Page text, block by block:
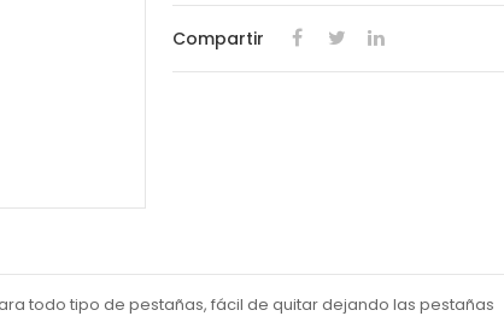
Compartir
todo tipo de pestañas, fácil de quitar dejando las pestañas